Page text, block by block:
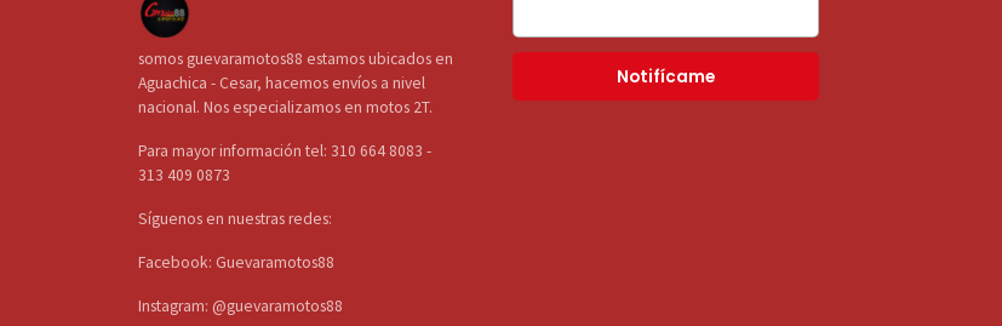
somos guevaramotos88 estamos ubicados en
Aguachica - Cesar, hacemos envíos a nivel
nacional. Nos especializamos en motos 2T.
Para mayor información tel: 310 664 8083 -
313 409 0873
Síguenos en nuestras redes:
Facebook: Guevaramotos88
Instagram: @guevaramotos88
Notifícame